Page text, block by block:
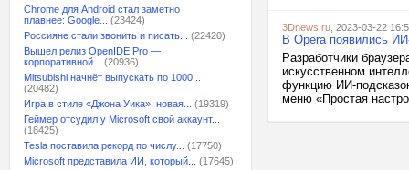
Chrome для Android стал заметно
плавнее: Google...
(23424)
Россияне стали звонить и писать...
(22420)
Вышел релиз OpenIDE Pro —
корпоративной...
(20936)
Mitsubishi начнёт выпускать по 1000...
(20482)
Игра в стиле «Джона Уика», новая...
(19319)
Геймер отсудил у Microsoft свой аккаунт...
(18425)
Tesla поставила рекорд по числу...
(17750)
Microsoft представила ИИ, который...
(17645)
3Dnews.ru , 2023-03-22
В Opera появились
Разработчики
искусственном
функцию ИИ-
меню «Простая